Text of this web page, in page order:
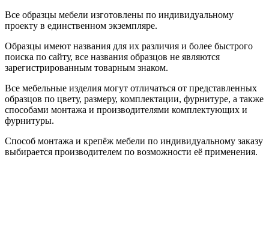
Все образцы мебели изготовлены по индивидуальному
проекту в единственном экземпляре.
Образцы имеют названия для их различия и более быстрого
поиска по сайту, все названия образцов не являются
зарегистрированным товарным знаком.
Все мебельные изделия могут отличаться от представленных
образцов по цвету, размеру, комплектации, фурнитуре, а также
способами монтажа и производителями комплектующих и
фурнитуры.
Способ монтажа и крепёж мебели по индивидуальному заказу
выбирается производителем по возможности её применения.